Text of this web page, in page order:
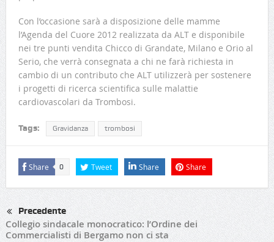
Con l’occasione sarà a disposizione delle mamme
l’Agenda del Cuore 2012 realizzata da ALT e disponibile
nei tre punti vendita Chicco di Grandate, Milano e Orio al
Serio, che verrà consegnata a chi ne farà richiesta in
cambio di un contributo che ALT utilizzerà per sostenere
i progetti di ricerca scientifica sulle malattie
cardiovascolari da Trombosi.
Tags: Gravidanza trombosi
Share 0 Tweet Share Share
Precedente
Collegio sindacale monocratico: l’Ordine dei
Commercialisti di Bergamo non ci sta